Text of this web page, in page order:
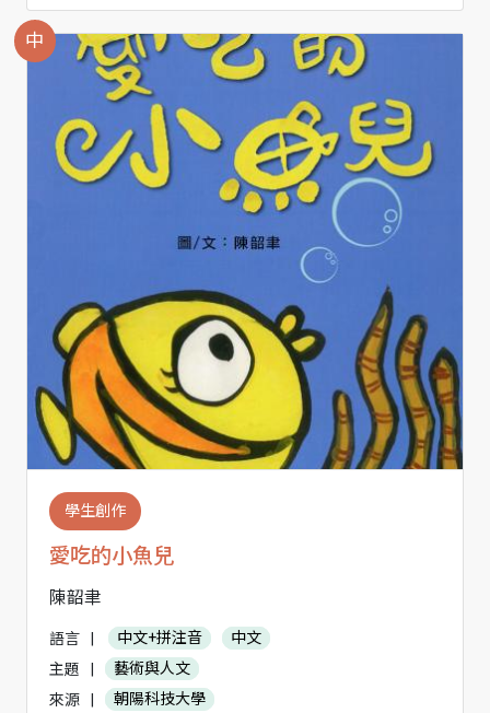
中
學生創作
愛吃的小魚兒
陳韶聿
語言 | 中文+拼注音
中文
主題
|
藝術與人文
來源
| 朝陽科技大學